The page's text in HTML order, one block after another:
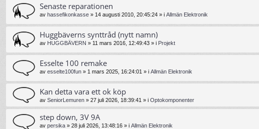
Senaste reparationen
av hassefikonkasse » 14 augusti 2010, 20:45:24 » i Allmän Elektronik
Huggbäverns synttråd (nytt namn)
av HUGGBÄVERN » 11 mars 2016, 12:49:43 » i Projekt
Esselte 100 remake
av esselte100fun » 1 mars 2025, 16:24:01 » i Allmän Elektronik
Kan detta vara ett ok köp
av SeniorLemuren » 27 juli 2026, 18:39:41 » i Optokomponenter
step down, 3V 9A
av persika » 28 juli 2026, 13:48:16 » i Allmän Elektronik